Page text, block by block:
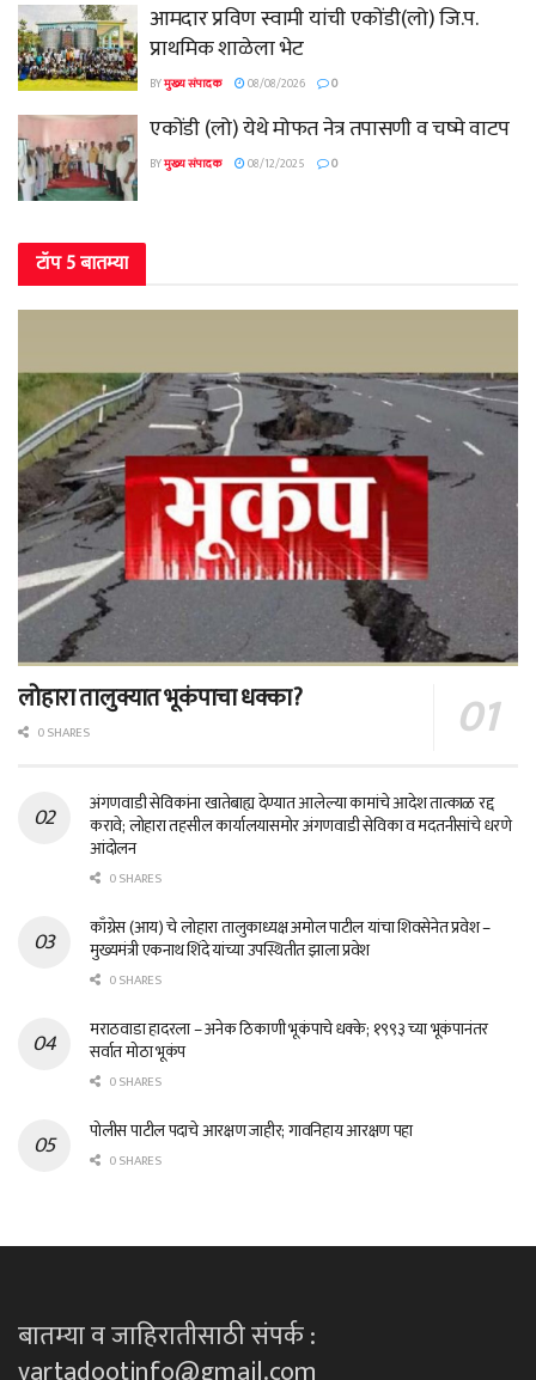
आमदार प्रविण स्वामी यांची एकोंडी(लो) जि.प.
प्राथमिक शाळेला भेट
BYमुख्य संपादक 08/08/2026 0
एकोंडी (लो) येथे मोफत नेत्र तपासणी व चष्मे वाटप
BYमुख्य संपादक 08/12/2025 0
टॉप 5 बातम्या
लोहारा तालुक्यात भूकंपाचा धक्का?
0 SHARES
अंगणवाडी सेविकांना खातेबाह्य देण्यात आलेल्या कामांचे आदेश तात्काळ रद्द
करावे; लोहारा तहसील कार्यालयासमोर अंगणवाडी सेविका व मदतनीसांचे धरणे
आंदोलन
0 SHARES
काँग्रेस (आय) चे लोहारा तालुकाध्यक्ष अमोल पाटील यांचा शिवसेनेत प्रवेश –
मुख्यमंत्री एकनाथ शिंदे यांच्या उपस्थितीत झाला प्रवेश
0 SHARES
मराठवाडा हादरला – अनेक ठिकाणी भूकंपाचे धक्के; १९९३ च्या भूकंपानंतर
सर्वात मोठा भूकंप
0 SHARES
पोलीस पाटील पदाचे आरक्षण जाहीर; गावनिहाय आरक्षण पहा
0 SHARES
बातम्या व जाहिरातीसाठी संपर्क :